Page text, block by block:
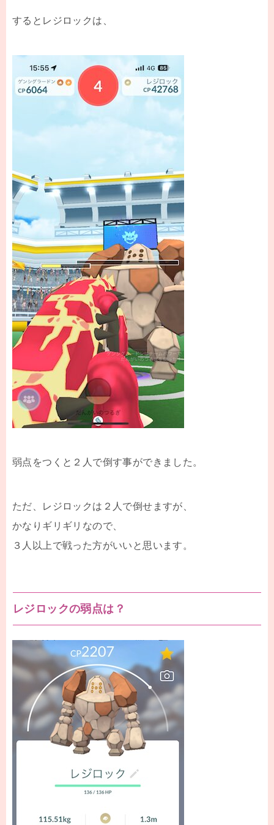
するとレジロックは、
弱点をつくと２人で倒す事ができました。
ただ、レジロックは２人で倒せますが、
かなりギリギリなので、
３人以上で戦った方がいいと思います。
レジロックの弱点は？